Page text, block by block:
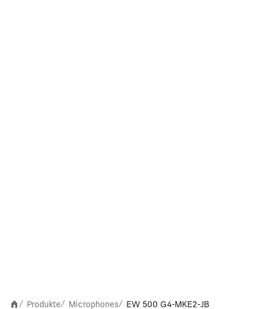
/ Produkte/ Microphones/ EW 500 G4-MKE2-JB